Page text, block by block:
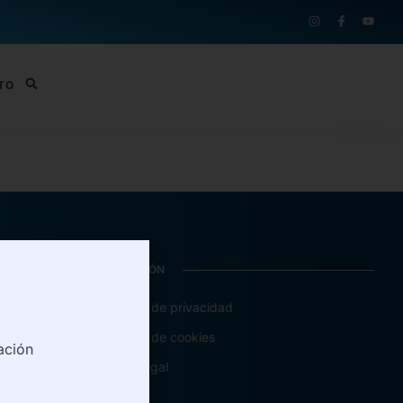
INFORMACIÓN
Política de privacidad
Política de cookies
Aviso legal